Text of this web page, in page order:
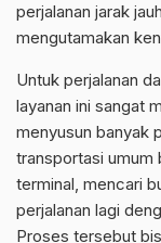
perjalanan jarak
mengutamakan
Untuk perjalanan
layanan ini sangat
menyusun banyak
transportasi umum
terminal, mencari
perjalanan lagi
Proses tersebut